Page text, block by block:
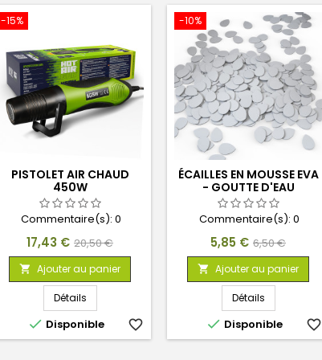
-15%
PISTOLET AIR CHAUD
450W
Commentaire(s): 0
Prix
17,43 € Prix
de
base
20,50 €
 Ajouter au panier
Détails
 Disponible favorite_border
-10%
ÉCAILLES EN MOUSSE EVA
- GOUTTE D'EAU
Commentaire(s): 0
Prix
5,85 € Prix
de
base
6,50 €
 Ajouter au panier
Détails
 Disponible favorite_border